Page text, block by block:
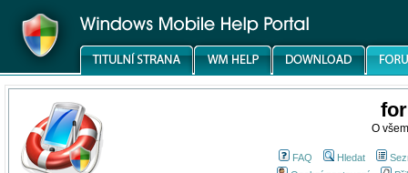
O
FAQ Hledat